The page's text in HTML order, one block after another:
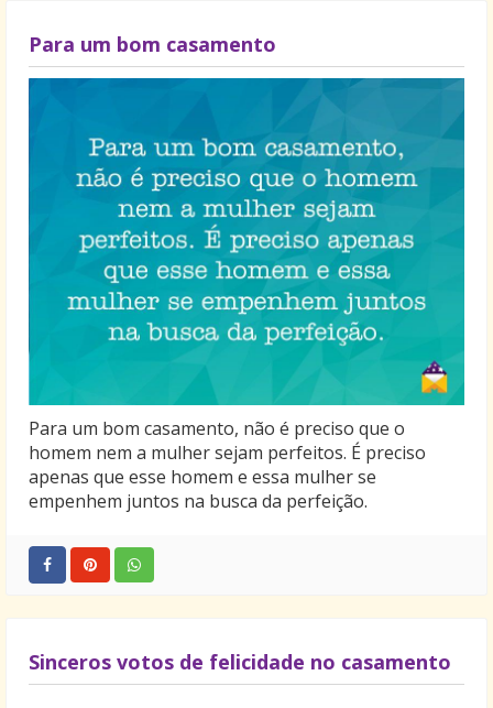
Para um bom casamento
Para um bom casamento, não é preciso que o
homem nem a mulher sejam perfeitos. É preciso
apenas que esse homem e essa mulher se
empenhem juntos na busca da perfeição.
Sinceros votos de felicidade no casamento